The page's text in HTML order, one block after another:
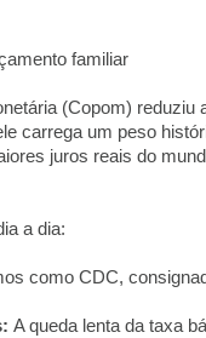
familiar
(Copom) reduziu
carrega um peso
juros reais do
a dia:
como CDC,
A queda lenta da taxa